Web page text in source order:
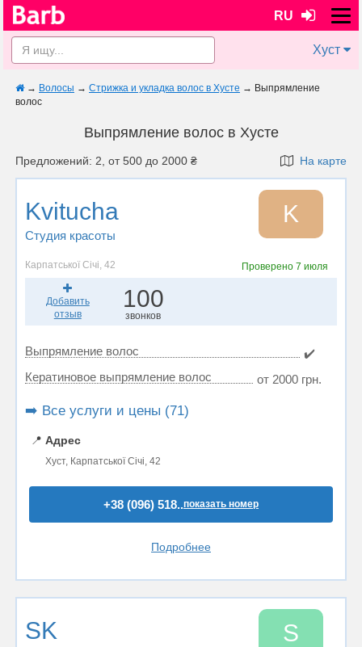
RU
Хуст
→ Волосы → Стрижка и укладка волос в Хусте → Выпрямление
волос
Выпрямление волос в Хусте
Предложений: 2, от 500 до 2000 ₴ На карте
Kvitucha
Студия красоты
K
Карпатської Січі, 42 Проверено7 июля
Добавить
отзыв
100
звонков
Выпрямление волос
✔️
Кератиновое выпрямление волос
от 2000 грн.
➡️ Все услуги и цены (71)
📍 Адрес
Хуст, Карпатської Січі, 42
+38 (096) 518..показать номер
Подробнее
SK S